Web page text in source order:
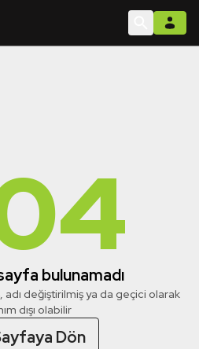
bulunamadı
adı değiştirilmiş ya da geçici olarak
dışı olabilir
Dön